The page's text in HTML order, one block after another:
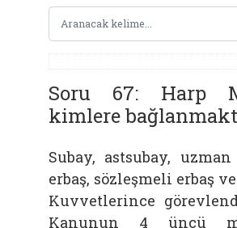
Soru 67: Harp
kimlere
Subay, astsubay,
erbaş, sözleşmeli erbaş
Kuvvetlerince
Kanunun 4 üncü